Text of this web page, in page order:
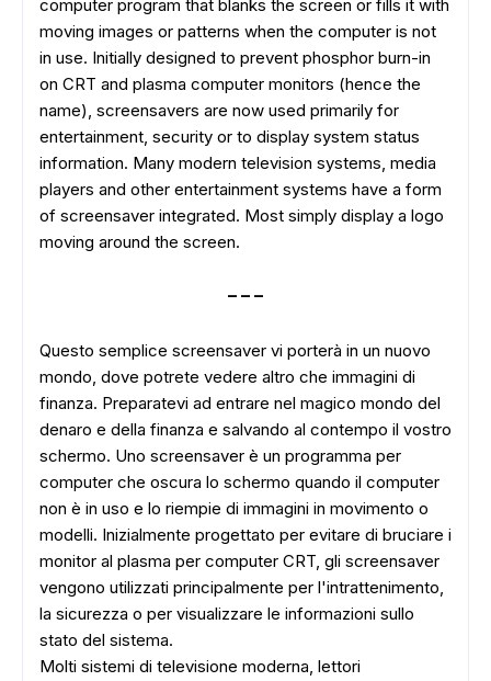
computer program that blanks the screen or fills it with
moving images or patterns when the computer is not
in use. Initially designed to prevent phosphor burn-in
on CRT and plasma computer monitors (hence the
name), screensavers are now used primarily for
entertainment, security or to display system status
information. Many modern television systems, media
players and other entertainment systems have a form
of screensaver integrated. Most simply display a logo
moving around the screen.
---
Questo semplice screensaver vi porterà in un nuovo
mondo, dove potrete vedere altro che immagini di
finanza. Preparatevi ad entrare nel magico mondo del
denaro e della finanza e salvando al contempo il vostro
schermo. Uno screensaver è un programma per
computer che oscura lo schermo quando il computer
non è in uso e lo riempie di immagini in movimento o
modelli. Inizialmente progettato per evitare di bruciare i
monitor al plasma per computer CRT, gli screensaver
vengono utilizzati principalmente per l'intrattenimento,
la sicurezza o per visualizzare le informazioni sullo
stato del sistema.
Molti sistemi di televisione moderna, lettori